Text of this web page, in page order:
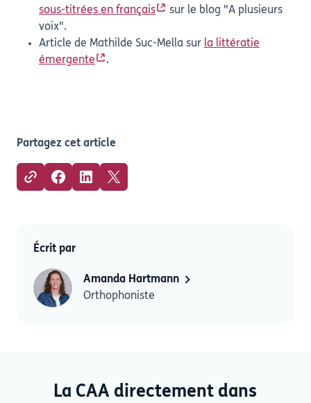
sous-titrées en français
sur le blog "A plusieurs
voix".
Article de Mathilde Suc-Mella sur la littératie
émergente
.
Partagez cet article
Écrit par
Amanda Hartmann
Orthophoniste
La CAA directement dans